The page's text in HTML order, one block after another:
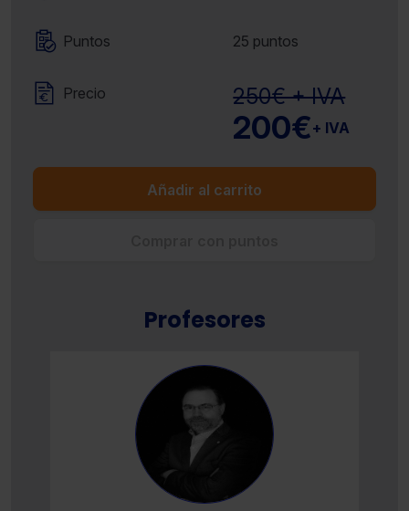
Puntos 25 puntos
Precio 250€ + IVA
200€+ IVA
Añadir al carrito
Profesores